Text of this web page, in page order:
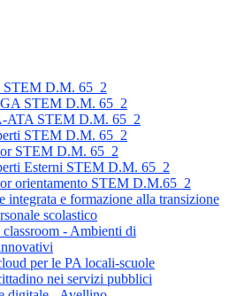
STEM D.M. 65_2
STEM D.M. 65_2
ATA STEM D.M. 65_2
STEM D.M. 65_2
STEM D.M. 65_2
Esterni STEM D.M. 65_2
orientamento STEM D.M.65_2
integrata e formazione alla transizione
scolastico
- Ambienti di
per le PA locali-scuole
nei servizi pubblici